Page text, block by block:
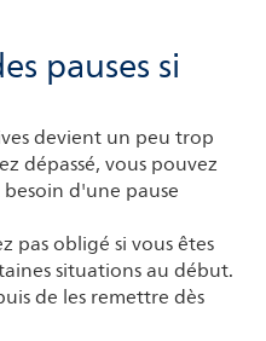
pauses si
devient un peu trop
dépassé, vous pouvez
d'une pause
pas obligé si vous êtes
situations au début.
de les remettre dès